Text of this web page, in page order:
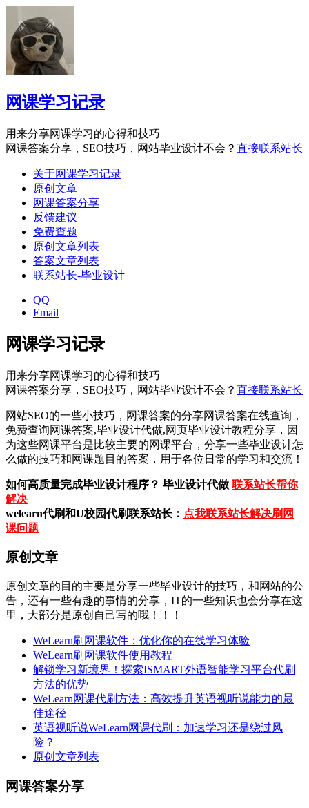
网课学习记录
用来分享网课学习的心得和技巧
网课答案分享，SEO技巧，网站毕业设计不会？ 直接联系站长
关于网课学习记录
原创文章
网课答案分享
反馈建议
免费查题
原创文章列表
答案文章列表
联系站长-毕业设计
QQ
Email
网课学习记录
用来分享网课学习的心得和技巧
网课答案分享，SEO技巧，网站毕业设计不会？ 直接联系站长
网站SEO的一些小技巧，网课答案的分享网课答案在线查询，
免费查询网课答案,毕业设计代做,网页毕业设计教程分享，因
为这些网课平台是比较主要的网课平台，分享一些毕业设计怎
么做的技巧和网课题目的答案，用于各位日常的学习和交流！
如何高质量完成毕业设计程序？ 毕业设计代做 联系站长帮你
解决
welearn代刷和U校园代刷联系站长： 点我联系站长解决刷网
课问题
原创文章
原创文章的目的主要是分享一些毕业设计的技巧，和网站的公
告，还有一些有趣的事情的分享，IT的一些知识也会分享在这
里，大部分是原创自己写的哦！！！
WeLearn刷网课软件：优化你的在线学习体验
WeLearn刷网课软件使用教程
解锁学习新境界！探索ISMART外语智能学习平台代刷
方法的优势
WeLearn网课代刷方法：高效提升英语视听说能力的最
佳途径
英语视听说WeLearn网课代刷：加速学习还是绕过风
险？
原创文章列表
网课答案分享